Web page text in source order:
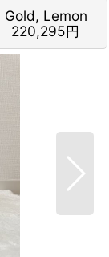
Gold, Lemon
220,295円